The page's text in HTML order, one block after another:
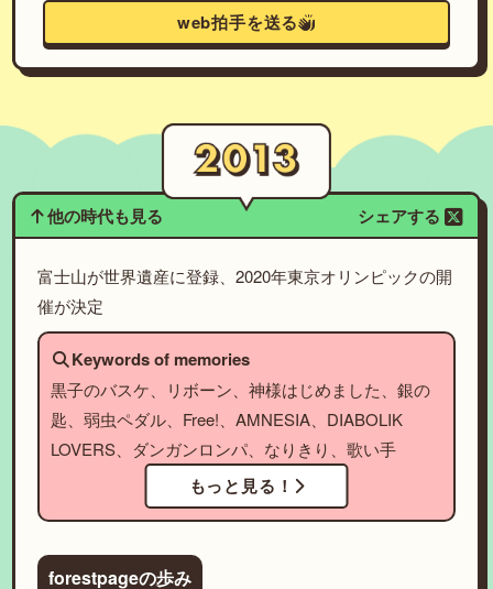
web拍手を送る
他の時代も見る シェアする
富士山が世界遺産に登録、2020年東京オリンピックの開
催が決定
Keywords of memories
黒子のバスケ、リボーン、神様はじめました、銀の
匙、弱虫ペダル、Free!、AMNESIA、DIABOLIK
LOVERS、ダンガンロンパ、なりきり、歌い手
もっと見る！
forestpageの歩み